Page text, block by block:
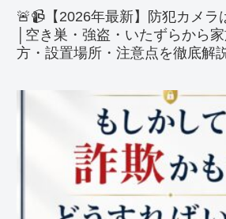
🚨📹【2026年最新】防犯カメラ
│空き巣・強盗・いたずらから
方・設置場所・注意点を徹底解